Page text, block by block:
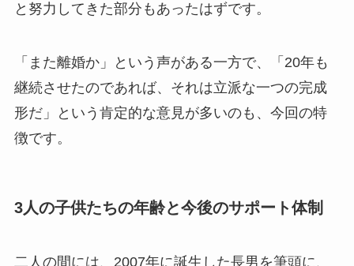
と努力してきた部分もあったはずです。
「また離婚か」という声がある一方で、「20年も
継続させたのであれば、それは立派な一つの完成
形だ」という肯定的な意見が多いのも、今回の特
徴です。
3人の子供たちの年齢と今後のサポート体制
二人の間には、2007年に誕生した長男を筆頭に、